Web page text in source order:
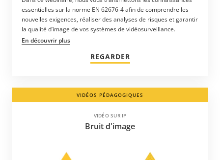
essentielles sur la norme EN 62676-4 afin de comprendre les
nouvelles exigences, réaliser des analyses de risques et garantir
la qualité d’image de vos systèmes de vidéosurveillance.
En découvrir plus
REGARDER
VIDÉOS PÉDAGOGIQUES
VIDÉO SUR IP
Bruit d'image